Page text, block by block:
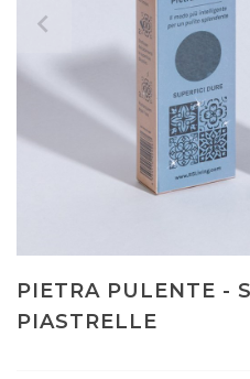
PIETRA PULENTE -
PIASTRELLE